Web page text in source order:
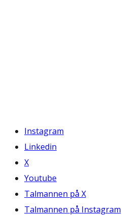
Instagram
Linkedin
X
Youtube
Talmannen på X
Talmannen på Instagram